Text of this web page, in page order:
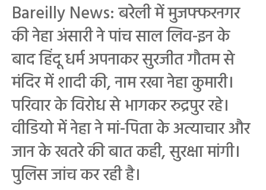
Bareilly News: बरेली में मुजफ्फरनगर
की नेहा अंसारी ने पांच साल लिव-इन के
बाद हिंदू धर्म अपनाकर सुरजीत गौतम से
मंदिर में शादी की, नाम रखा नेहा कुमारी।
परिवार के विरोध से भागकर रुद्रपुर रहे।
वीडियो में नेहा ने मां-पिता के अत्याचार और
जान के खतरे की बात कही, सुरक्षा मांगी।
पुलिस जांच कर रही है।